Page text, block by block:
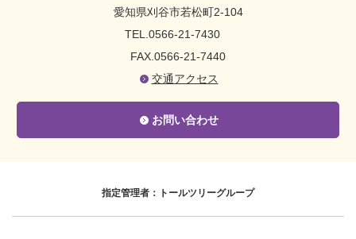
愛知県刈谷市若松町2-104
TEL.0566-21-7430
FAX.0566-21-7440
交通アクセス
お問い合わせ
指定管理者：トールツリーグループ